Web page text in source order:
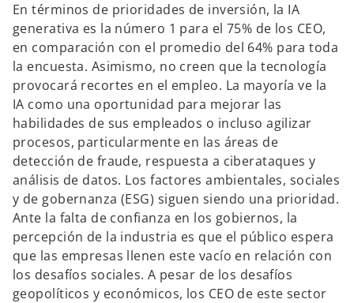
En términos de prioridades de inversión, la IA
generativa es la número 1 para el 75% de los CEO,
en comparación con el promedio del 64% para toda
la encuesta. Asimismo, no creen que la tecnología
provocará recortes en el empleo. La mayoría ve la
IA como una oportunidad para mejorar las
habilidades de sus empleados o incluso agilizar
procesos, particularmente en las áreas de
detección de fraude, respuesta a ciberataques y
análisis de datos. Los factores ambientales, sociales
y de gobernanza (ESG) siguen siendo una prioridad.
Ante la falta de confianza en los gobiernos, la
percepción de la industria es que el público espera
que las empresas llenen este vacío en relación con
los desafíos sociales. A pesar de los desafíos
geopolíticos y económicos, los CEO de este sector